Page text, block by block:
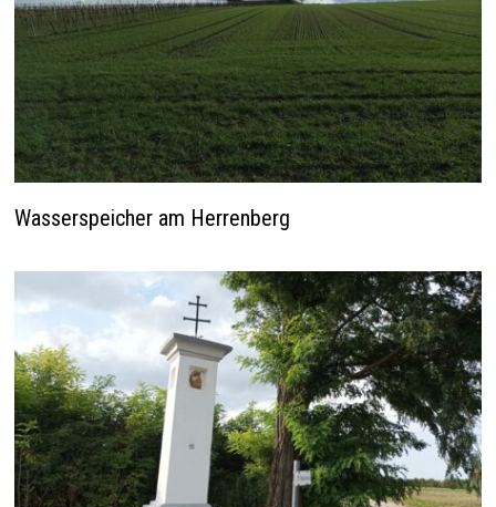
Wasserspeicher am Herrenberg